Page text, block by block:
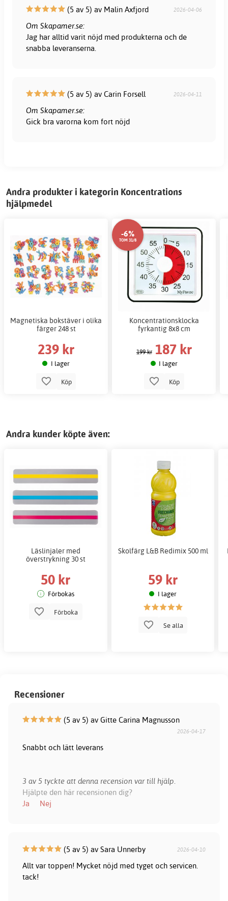
(5 av 5) av Malin Axfjord 2026-04-06
Om Skapamer.se:
Jag har alltid varit nöjd med produkterna och de
snabba leveranserna.
(5 av 5) av Carin Forsell 2026-04-11
Om Skapamer.se:
Gick bra varorna kom fort nöjd
Andra produkter i kategorin Koncentrations
hjälpmedel
Magnetiska bokstäver i olika
färger 248 st
239 kr
I lager
Köp
-6%
TOM 31/8
Koncentrationsklocka
fyrkantig 8x8 cm
199 kr 187 kr
I lager
Köp
Andra kunder köpte även:
Läslinjaler med
överstrykning 30 st
50 kr
Förbokas
Förboka
Skolfärg L&B Redimix 500 ml
59 kr
I lager
Se alla
Recensioner
(5 av 5) av Gitte Carina Magnusson
2026-04-17
Snabbt och lätt leverans
3 av 5 tyckte att denna recension var till hjälp.
Hjälpte den här recensionen dig?
Ja
Nej
(5 av 5) av Sara Unnerby 2026-04-10
Allt var toppen! Mycket nöjd med tyget och servicen.
tack!